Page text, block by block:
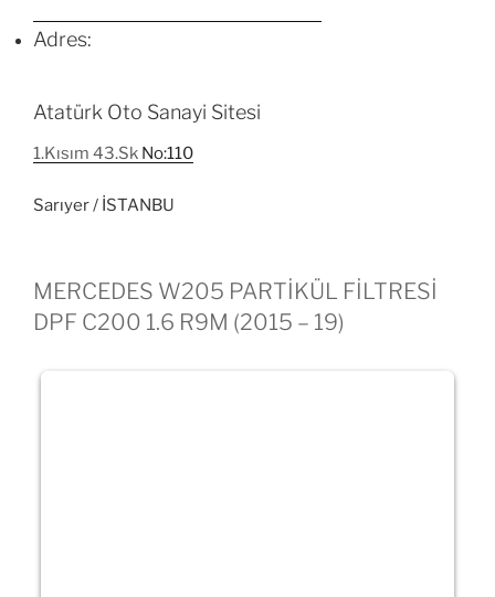
Adres:
Atatürk Oto Sanayi Sitesi
1.Kısım 43.Sk No:110
Sarıyer / İSTANBU
MERCEDES W205 PARTİKÜL FİLTRESİ
DPF C200 1.6 R9M (2015 – 19)